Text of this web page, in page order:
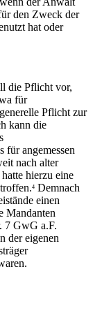
den Zweck der
hat oder
die Pflicht vor,
für
Pflicht zur
kann die
für angemessen
nach alter
hierzu eine
4 Demnach
einen
Mandanten
7 GwG a.F.
der eigenen